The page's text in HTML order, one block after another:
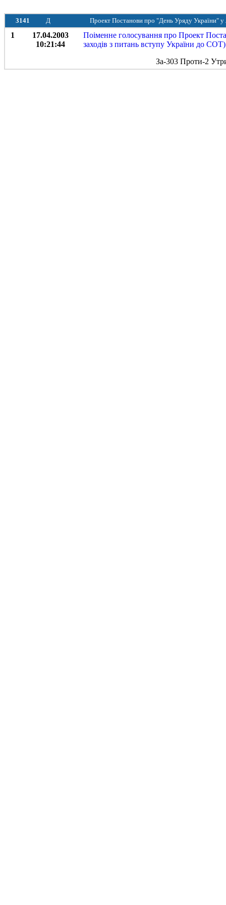
3141 Д Проект Постанови про "День Уряду України" у
1
17.04.2003
10:21:44
Поіменне голосування про Проект
заходів з питань вступу України до
За-303 Проти-2